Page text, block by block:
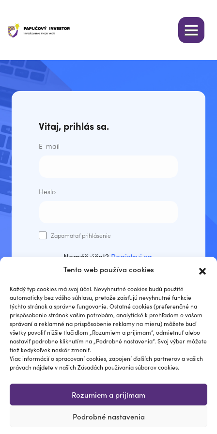
Tento web používa cookies
Každý typ cookies má svoj účel. Nevyhnutné cookies budú použité
automaticky bez vášho súhlasu, pretože zaisťujú nevyhnutné funkcie
týchto stránok a správne fungovanie. Ostatné cookies (preferenčné na
prispôsobenie stránok vašim potrebám, analytické k prehľadom o vašom
správaní a reklamné na prispôsobenie reklamy na mieru) môžete buď
všetky povoliť nižšie tlačidlom „Rozumiem a prijímam“, odmietnuť alebo
nastaviť podrobne kliknutím na „Podrobné nastavenia“. Svoj výber môžete
tiež kedykoľvek neskôr zmeniť.
Viac informácií o spracovaní cookies, zapojení ďalších partnerov a vašich
právach nájdete v našich Zásadách používania súborov cookies.
Rozumiem a prijímam
Podrobné nastavenia
Vitaj, prihlás sa.
E-mail
Heslo
Zapamätať prihlásenie
Nemáš účet? Registruj sa
Zabudli ste heslo?